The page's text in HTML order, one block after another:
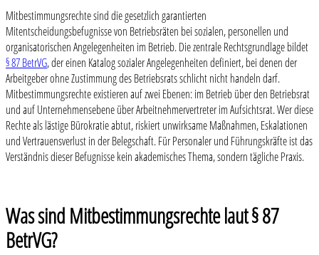
Mitbestimmungsrechte sind die gesetzlich garantierten
Mitentscheidungsbefugnisse von Betriebsräten bei sozialen, personellen und
organisatorischen Angelegenheiten im Betrieb. Die zentrale Rechtsgrundlage bildet
§ 87 BetrVG, der einen Katalog sozialer Angelegenheiten definiert, bei denen der
Arbeitgeber ohne Zustimmung des Betriebsrats schlicht nicht handeln darf.
Mitbestimmungsrechte existieren auf zwei Ebenen: im Betrieb über den Betriebsrat
und auf Unternehmensebene über Arbeitnehmervertreter im Aufsichtsrat. Wer diese
Rechte als lästige Bürokratie abtut, riskiert unwirksame Maßnahmen, Eskalationen
und Vertrauensverlust in der Belegschaft. Für Personaler und Führungskräfte ist das
Verständnis dieser Befugnisse kein akademisches Thema, sondern tägliche Praxis.
Was sind Mitbestimmungsrechte laut § 87
BetrVG?